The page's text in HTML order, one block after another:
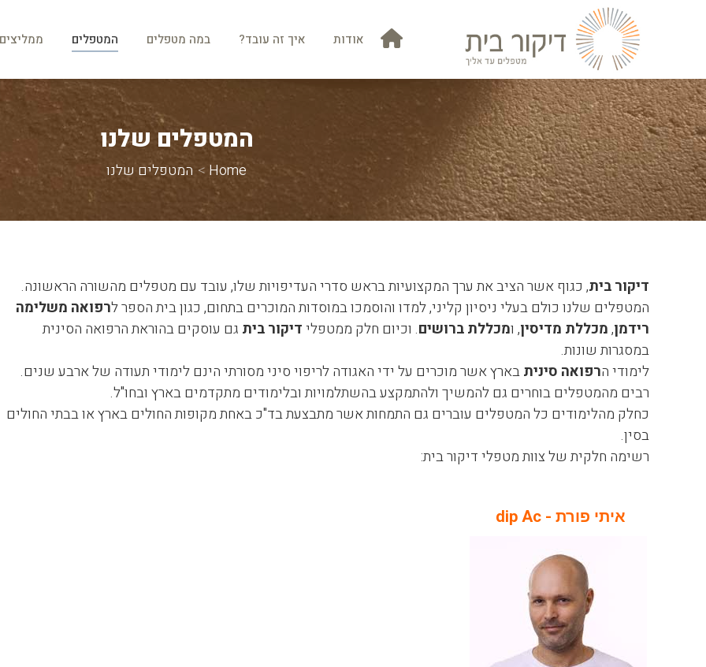
אודות איך זה עובד? במה מטפלים המטפלים ממליצים
המטפלים שלנו
You are here:
Home המטפלים שלנו
דיקור בית, כגוף אשר הציב את ערך המקצועיות בראש סדרי העדיפויות שלו, עובד עם מטפלים מהשורה הראשונה.
המטפלים שלנו כולם בעלי ניסיון קליני, למדו והוסמכו במוסדות המוכרים בתחום, כגון בית הספר לרפואה משלימה
רידמן,מכללת מדיסין, ומכללת ברושים. וכיום חלק ממטפלידיקור בית גם עוסקים בהוראת הרפואה הסינית
במסגרות שונות.
לימודי הרפואה סיניתבארץ אשר מוכרים על ידי האגודה לריפוי סיני מסורתי הינם לימודי תעודה של ארבע שנים.
רבים מהמטפלים בוחרים גם להמשיך ולהתמקצע בהשתלמויות ובלימודים מתקדמים בארץ ובחו"ל.
כחלק מהלימודים כל המטפלים עוברים גם התמחות אשר מתבצעת בד"כ באחת מקופות החולים בארץ או בבתי החולים
בסין.
רשימה חלקית של צוות מטפלי דיקור בית:
איתי פורת - dip Ac
איך זה עובד? במה מטפלים המטפלים ממליצים